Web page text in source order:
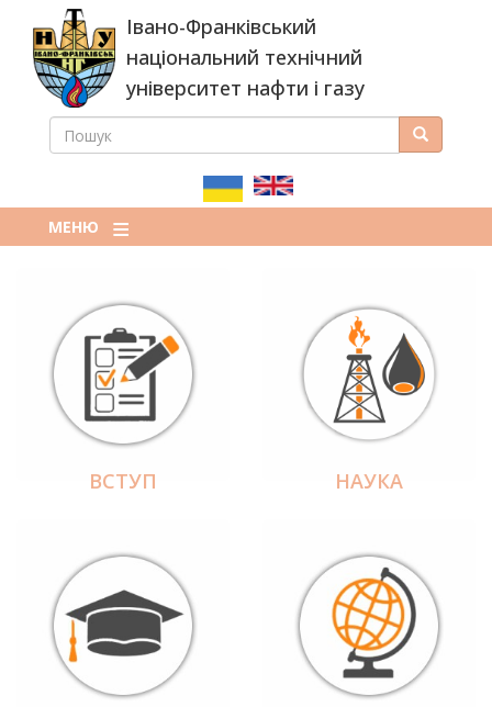
основного
вмісту
Івано-Франківський
національний технічний
університет нафти і газу
ПОШУКОВА
ПОШУК Пошук
МЕНЮ
ВСТУП НАУКА